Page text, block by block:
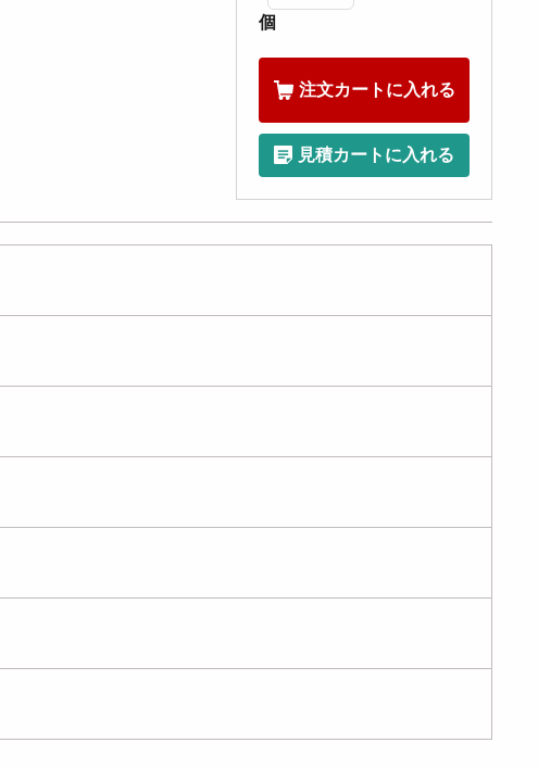
個
注文カートに入れる
見積カートに入れる